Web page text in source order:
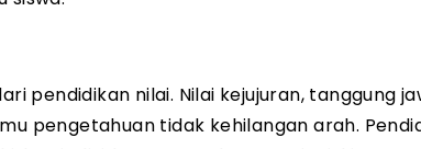
pendidikan nilai. Nilai kejujuran, tanggung
pengetahuan tidak kehilangan arah.